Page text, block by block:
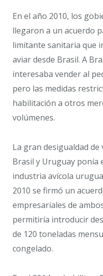
En el año 2010, los
llegaron a un acuerdo
limitante sanitaria que
aviar desde Brasil. A
interesaba vender al
pero las medidas
habilitación a otros
volúmenes.
La gran desigualdad
Brasil y Uruguay ponía
industria avícola
2010 se firmó un
empresariales de
permitiría introducir
de 120 toneladas
congelado.